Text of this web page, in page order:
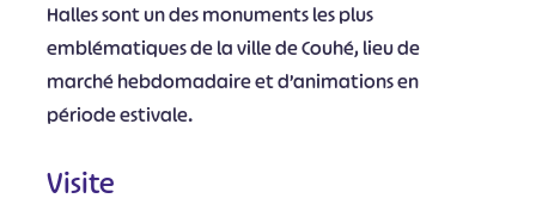
Halles sont un des monuments les plus
emblématiques de la ville de Couhé, lieu de
marché hebdomadaire et d’animations en
période estivale.
Visite